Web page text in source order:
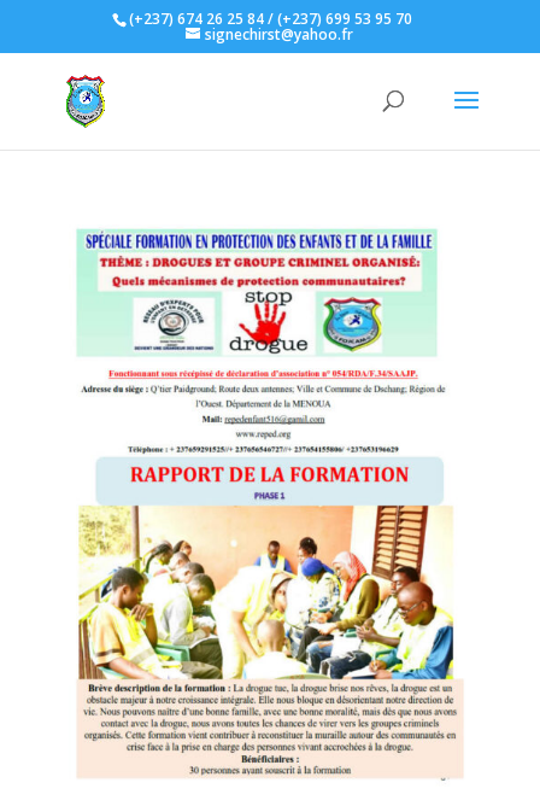
(+237) 674 26 25 84 / (+237) 699 53 95 70
signechirst@yahoo.fr